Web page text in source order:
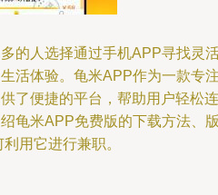
的人选择通过手机APP寻找灵
活体验。龟米APP作为一款专
了便捷的平台，帮助用户轻松连
龟米APP免费版的下载方法、
用它进行兼职。